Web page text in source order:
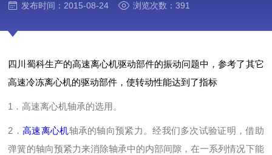
发布时间：2015-08-24 浏览次数：391
四川蜀科生产的高速离心机驱动部件的振动问题中，参考了其它
高速冷冻离心机的驱动部件，使转动性能达到了指标
1．高速离心机轴承的选用。
2．高速离心机轴承的轴向预紧力。经我们多次试验证明，借助
弹簧的轴向预紧力来消除轴承中的内部间隙，在一系列情况下能